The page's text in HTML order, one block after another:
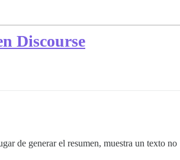
Discourse
de generar el resumen, muestra un texto no